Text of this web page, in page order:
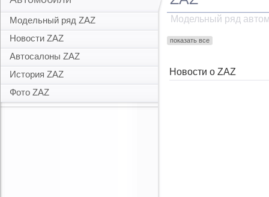
Модельный ряд ZAZ
Новости ZAZ
Автосалоны ZAZ
История ZAZ
Фото ZAZ
Модельный ряд
показать все
Новости о ZAZ